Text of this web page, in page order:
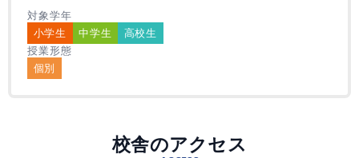
受付時間 10:00～19:00
対象学年
小学生
中学生
高校生
授業形態
個別
校舎のアクセス